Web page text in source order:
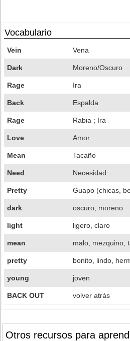
Vocabulario
Vein Vena
Dark Moreno/Oscuro
Rage Ira
Back Espalda
Rage Rabia ; Ira
Love Amor
Mean Tacaño
Need Necesidad
Pretty Guapo (chicas,
dark oscuro, moreno
light ligero, claro
mean malo, mezquino,
pretty bonito, lindo,
young joven
BACK OUT volver atrás
Otros recursos para